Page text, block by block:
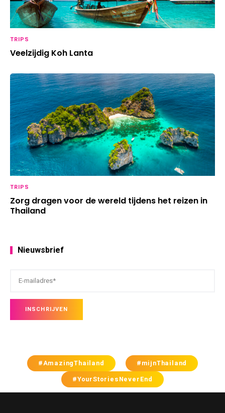
TRIPS
Veelzijdig Koh Lanta
TRIPS
Zorg dragen voor de wereld tijdens het reizen in
Thailand
Nieuwsbrief
#AmazingThailand
#mijnThailand
#YourStoriesNeverEnd